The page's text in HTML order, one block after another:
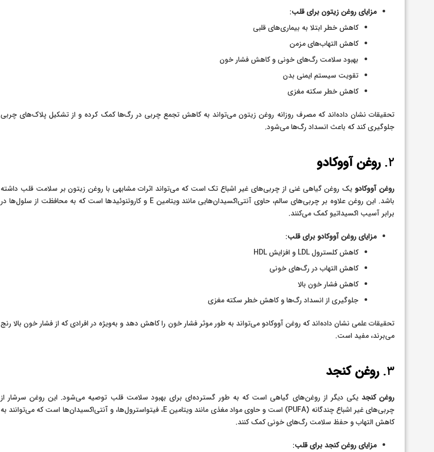
مزایای روغن زیتون برای قلب:
کاهش خطر ابتلا به بیماری‌های قلبی
کاهش التهاب‌های مزمن
بهبود سلامت رگ‌های خونی و کاهش فشار خون
تقویت سیستم ایمنی بدن
کاهش خطر سکته مغزی
تحقیقات نشان داده‌اند که مصرف روزانه روغن زیتون می‌تواند به کاهش تجمع چربی در رگ‌ها کمک کرده و از تشکیل پلاک‌های چربی
جلوگیری کند که باعث انسداد رگ‌ها می‌شود.
۲. روغن آووکادو
روغن آووکادو یک روغن گیاهی غنی از چربی‌های غیر اشباع تک است که می‌تواند اثرات مشابهی با روغن زیتون بر سلامت قلب داشته
باشد. این روغن علاوه بر چربی‌های سالم، حاوی آنتی‌اکسیدان‌هایی مانند ویتامین E و کاروتنوئیدها است که به محافظت از سلول‌ها در
برابر آسیب اکسیداتیو کمک می‌کنند.
مزایای روغن آووکادو برای قلب:
کاهش کلسترول LDL و افزایش HDL
کاهش التهاب در رگ‌های خونی
کاهش فشار خون بالا
جلوگیری از انسداد رگ‌ها و کاهش خطر سکته مغزی
تحقیقات علمی نشان داده‌اند که روغن آووکادو می‌تواند به طور موثر فشار خون را کاهش دهد و به‌ویژه در افرادی که از فشار خون بالا رنج
می‌برند، مفید است.
۳. روغن کنجد
روغن کنجد یکی دیگر از روغن‌های گیاهی است که به طور گسترده‌ای برای بهبود سلامت قلب توصیه می‌شود. این روغن سرشار از
چربی‌های غیر اشباع چندگانه (PUFA) است و حاوی مواد مغذی مانند ویتامین E، فیتواسترول‌ها، و آنتی‌اکسیدان‌ها است که می‌توانند به
کاهش التهاب و حفظ سلامت رگ‌های خونی کمک کنند.
مزایای روغن کنجد برای قلب: